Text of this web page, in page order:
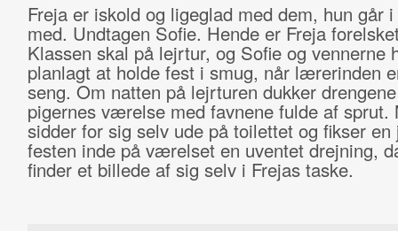
Freja er iskold og ligeglad med dem, hun går
med. Undtagen Sofie. Hende er Freja
Klassen skal på lejrtur, og Sofie og vennerne
planlagt at holde fest i smug, når lærerinden
seng. Om natten på lejrturen dukker
pigernes værelse med favnene fulde af sprut.
sidder for sig selv ude på toilettet og fikser
festen inde på værelset en uventet drejning,
finder et billede af sig selv i Frejas taske.